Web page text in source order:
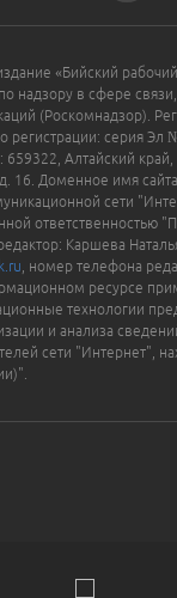
«Бийский
надзору в сфере
(Роскомнадзор).
регистрации: серия Эл
659322, Алтайский
16. Доменное имя
сети
ответственностью
Каршева
, номер телефона
ресурсе
технологии
и анализа
сети "Интернет",